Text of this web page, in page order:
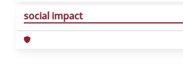
social impact